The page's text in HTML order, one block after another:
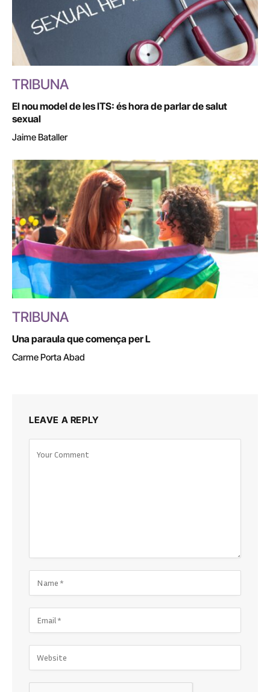
TRIBUNA
El nou model de les ITS: és hora de parlar de salut
sexual
Jaime Bataller
TRIBUNA
Una paraula que comença per L
Carme Porta Abad
LEAVE A REPLY